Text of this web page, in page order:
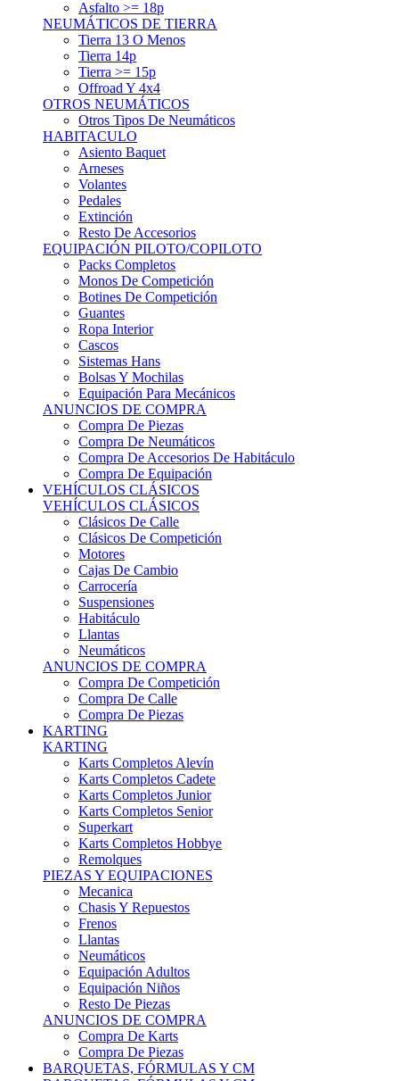
Asfalto >= 18p
NEUMÁTICOS DE TIERRA
Tierra 13 O Menos
Tierra 14p
Tierra >= 15p
Offroad Y 4x4
OTROS NEUMÁTICOS
Otros Tipos De Neumáticos
HABITACULO
Asiento Baquet
Arneses
Volantes
Pedales
Extinción
Resto De Accesorios
EQUIPACIÓN PILOTO/COPILOTO
Packs Completos
Monos De Competición
Botines De Competición
Guantes
Ropa Interior
Cascos
Sistemas Hans
Bolsas Y Mochilas
Equipación Para Mecánicos
ANUNCIOS DE COMPRA
Compra De Piezas
Compra De Neumáticos
Compra De Accesorios De Habitáculo
Compra De Equipación
VEHÍCULOS CLÁSICOS
VEHÍCULOS CLÁSICOS
Clásicos De Calle
Clásicos De Competición
Motores
Cajas De Cambio
Carrocería
Suspensiones
Habitáculo
Llantas
Neumáticos
ANUNCIOS DE COMPRA
Compra De Competición
Compra De Calle
Compra De Piezas
KARTING
KARTING
Karts Completos Alevín
Karts Completos Cadete
Karts Completos Junior
Karts Completos Senior
Superkart
Karts Completos Hobbye
Remolques
PIEZAS Y EQUIPACIONES
Mecanica
Chasis Y Repuestos
Frenos
Llantas
Neumáticos
Equipación Adultos
Equipación Niños
Resto De Piezas
ANUNCIOS DE COMPRA
Compra De Karts
Compra De Piezas
BARQUETAS, FÓRMULAS Y CM